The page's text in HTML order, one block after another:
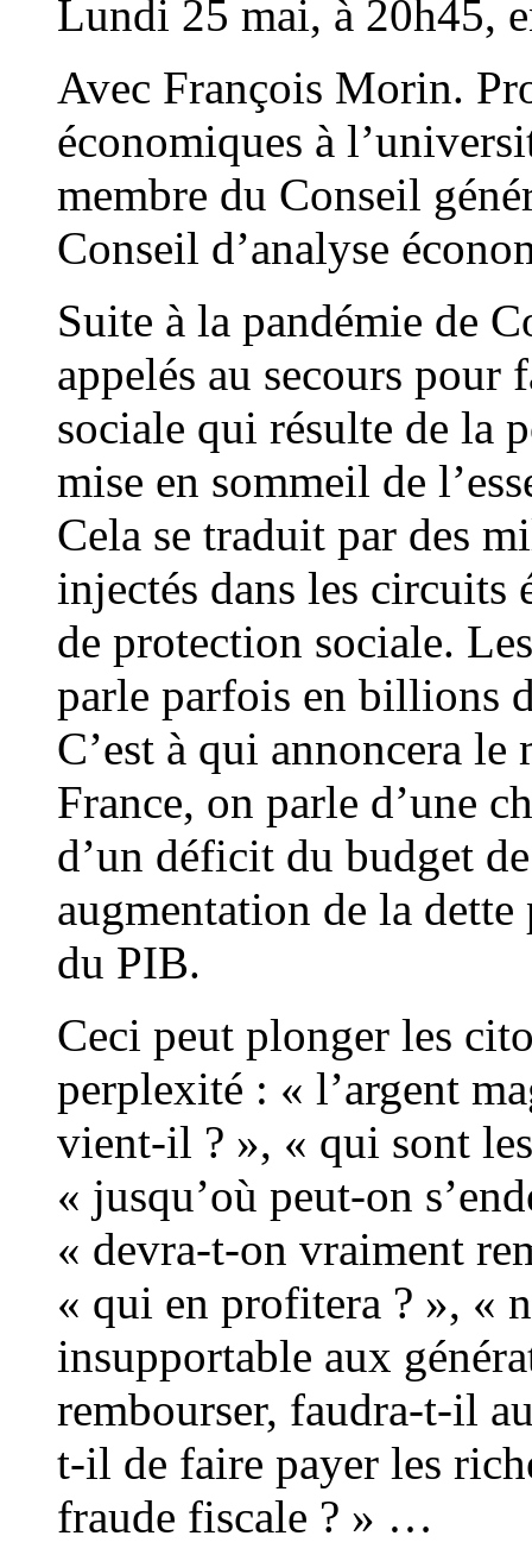
Lundi 25 mai, à 20h45,
Avec François Morin.
économiques à
membre du Conseil
Conseil d’analyse
Suite à la pandémie de
appelés au secours pour
sociale qui résulte de la
mise en sommeil de
Cela se traduit par des
injectés dans les circuits
de protection sociale.
parle parfois en billions
C’est à qui annoncera
France, on parle d’une
d’un déficit du budget
augmentation de la
du PIB.
Ceci peut plonger les
perplexité : « l’argent
vient-il ? », « qui sont
« jusqu’où peut-on
« devra-t-on vraiment
« qui en profitera ? », «
insupportable aux
rembourser, faudra-t-il
t-il de faire payer les
fraude fiscale ? » …